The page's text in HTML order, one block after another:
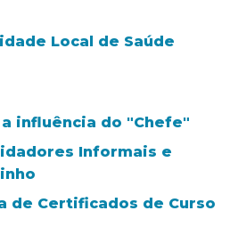
Local de Saúde
influência do "Chefe"
Informais e
de Certificados de Curso